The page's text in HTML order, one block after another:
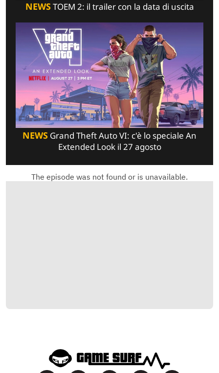
NEWSTOEM 2: il trailer con la data di uscita
NEWS Grand Theft Auto VI: c'è lo speciale An
Extended Look il 27 agosto